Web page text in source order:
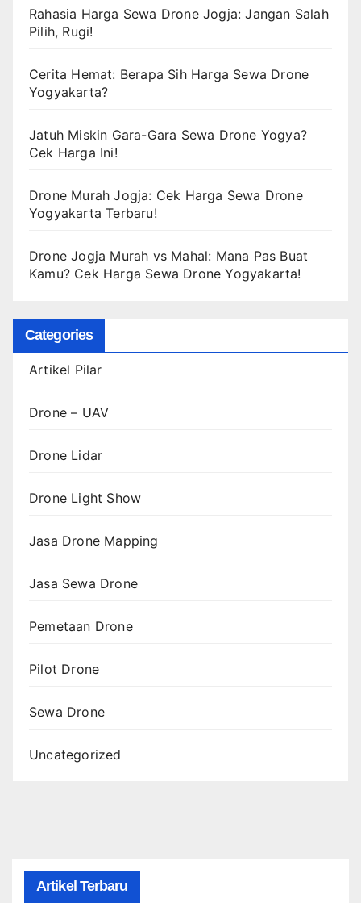
Rahasia Harga Sewa Drone Jogja: Jangan Salah
Pilih, Rugi!
Cerita Hemat: Berapa Sih Harga Sewa Drone
Yogyakarta?
Jatuh Miskin Gara-Gara Sewa Drone Yogya?
Cek Harga Ini!
Drone Murah Jogja: Cek Harga Sewa Drone
Yogyakarta Terbaru!
Drone Jogja Murah vs Mahal: Mana Pas Buat
Kamu? Cek Harga Sewa Drone Yogyakarta!
Categories
Artikel Pilar
Drone – UAV
Drone Lidar
Drone Light Show
Jasa Drone Mapping
Jasa Sewa Drone
Pemetaan Drone
Pilot Drone
Sewa Drone
Uncategorized
Artikel Terbaru